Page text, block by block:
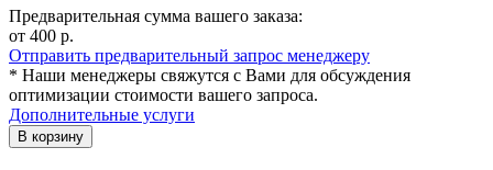
Предварительная сумма вашего заказа:
от 400 р.
Отправить предварительный запрос менеджеру
* Наши менеджеры свяжутся с Вами для обсуждения
оптимизации стоимости вашего запроса.
Дополнительные услуги
В корзину